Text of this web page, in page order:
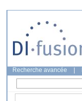
Recherche avancée